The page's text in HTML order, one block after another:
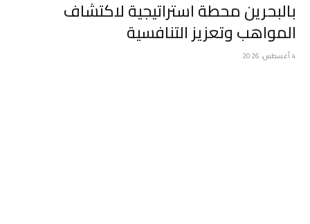
بالبحرين محطة استراتيجية لاكتشاف
المواهب وتعزيز التنافسية
4 أغسطس، 2026